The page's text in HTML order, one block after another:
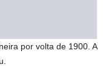
por volta de 1900. A